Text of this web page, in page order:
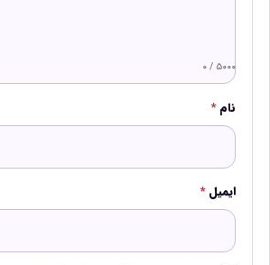
۰ / ۵۰۰۰
نام*
ایمیل*